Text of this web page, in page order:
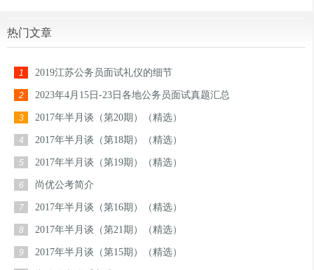
热门文章
1 2019江苏公务员面试礼仪的细节
2 2023年4月15日-23日各地公务员面试真题汇总
3 2017年半月谈（第20期）（精选）
4 2017年半月谈（第18期）（精选）
5 2017年半月谈（第19期）（精选）
6 尚优公考简介
7 2017年半月谈（第16期）（精选）
8 2017年半月谈（第21期）（精选）
9 2017年半月谈（第15期）（精选）